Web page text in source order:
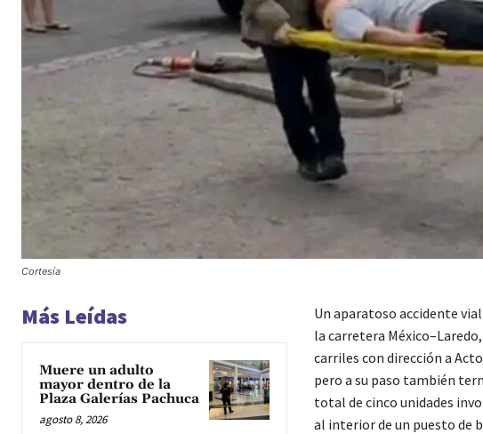
Cortesía
Más Leídas
Muere un adulto
mayor dentro de la
Plaza Galerías Pachuca
agosto 8, 2026
Un aparatoso accidente
la carretera
carriles con dirección a
pero a su paso también
total de cinco unidades
al interior de un puesto de